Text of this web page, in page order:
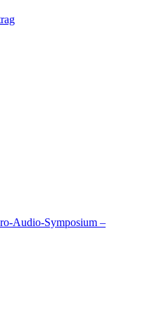
Audio-Symposium –